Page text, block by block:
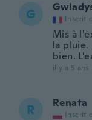
G Inscrit
Mis à
la pluie.
bien.
il y a 5 ans
R Renata
Inscrit